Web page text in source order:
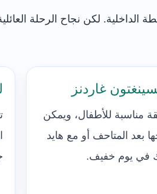
الداخلية. لكن نجاح الرحلة
غاردنز
مناسبة للأطفال، ويمكن
بعد المتاحف أو مع هايد
في يوم خفيف.